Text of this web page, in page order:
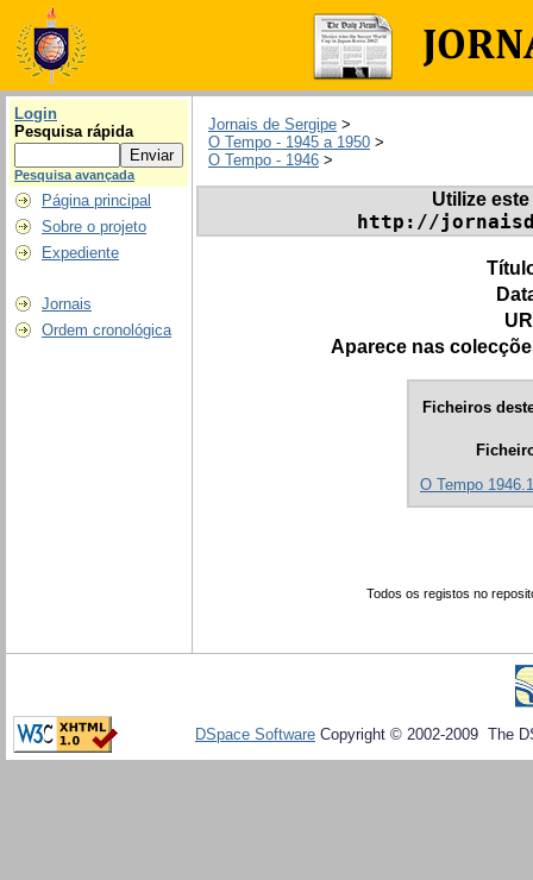
Login
Pesquisa rápida
Pesquisa avançada
Página principal
Sobre o projeto
Expediente
Jornais
Ordem cronológica
Jornais de Sergipe >
O Tempo - 1945 a 1950 >
O Tempo - 1946 >
Utilize
http://
Aparece nas
Ficheiros
O Tempo
Todos os registos no
DSpace Software Copyright © 2002-2009 The